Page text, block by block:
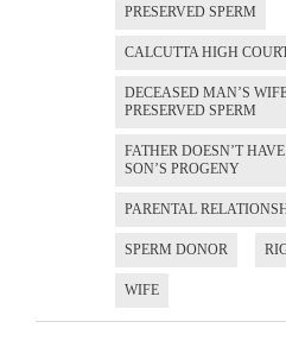
PRESERVED SPERM
CALCUTTA HIGH
DECEASED MAN’S
PRESERVED SPERM
FATHER DOESN’T
SON’S PROGENY
PARENTAL
SPERM DONOR
WIFE